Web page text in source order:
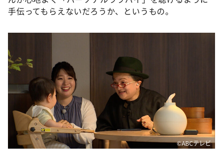
手伝ってもらえないだろうか、というもの。
©️ABCテレビ